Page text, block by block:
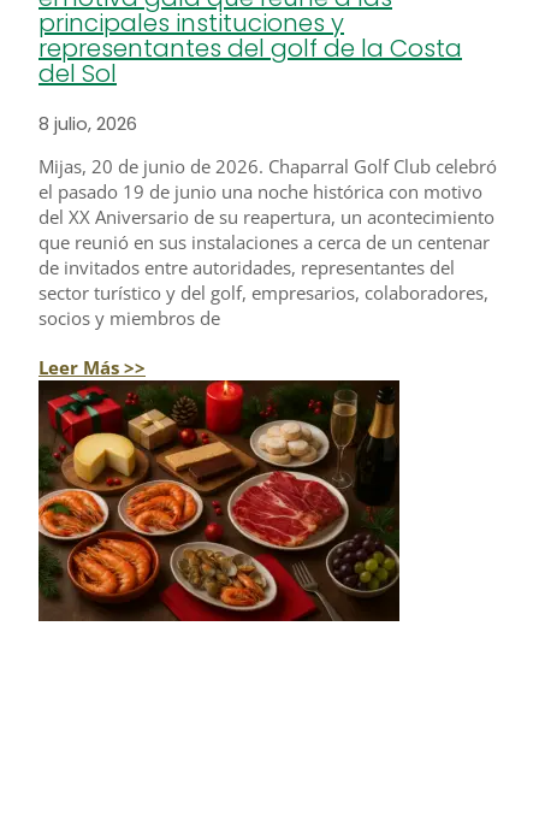
principales instituciones y
representantes del golf de la Costa
del Sol​
8 julio, 2026
Mijas, 20 de junio de 2026. Chaparral Golf Club celebró
el pasado 19 de junio una noche histórica con motivo
del XX Aniversario de su reapertura, un acontecimiento
que reunió en sus instalaciones a cerca de un centenar
de invitados entre autoridades, representantes del
sector turístico y del golf, empresarios, colaboradores,
socios y miembros de
Leer Más >>